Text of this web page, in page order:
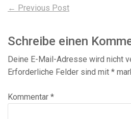
Beitragsnavigation
← Previous PostPrevious
Schreibe einen
Deine E-Mail-Adresse wird nicht
Erforderliche Felder sind mit *
Kommentar *